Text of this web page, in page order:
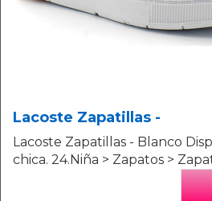
Lacoste Zapatillas -
Lacoste Zapatillas - Blanco
chica. 24.Niña > Zapatos >